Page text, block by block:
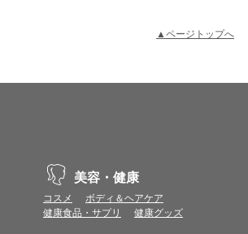
具合や機能がご利用いただけない場合があり
が使用できる環境でご利用ください。
▲ページトップへ
美容・健康
コスメ
ボディ＆ヘアケア
健康食品・サプリ
健康グッズ